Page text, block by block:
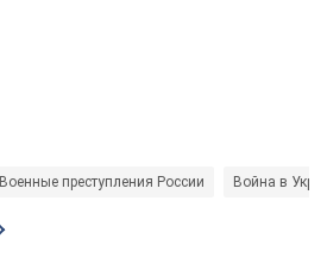
Военные преступления России Война в